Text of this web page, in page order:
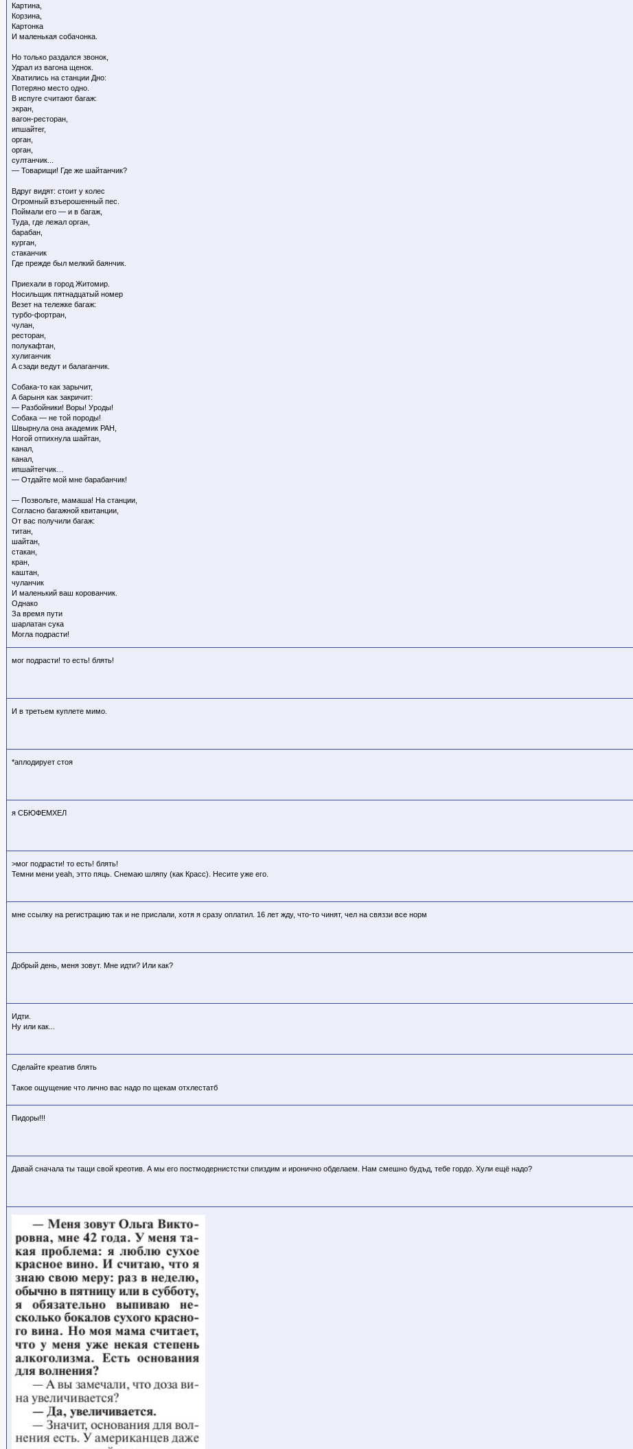
Картина,
Корзина,
Картонка
И маленькая собачонка.
Но только раздался звонок,
Удрал из вагона щенок.
Хватились на станции Дно:
Потеряно место одно.
В испуге считают багаж:
экран,
вагон-ресторан,
ипшайтег,
орган,
орган,
султанчик...
— Товарищи! Где же шайтанчик?
Вдруг видят: стоит у колес
Огромный взъерошенный пес.
Поймали его — и в багаж,
Туда, где лежал орган,
барабан,
курган,
стаканчик
Где прежде был мелкий баянчик.
Приехали в город Житомир.
Носильщик пятнадцатый номер
Везет на тележке багаж:
турбо-фортран,
чулан,
ресторан,
полукафтан,
хулиганчик
А сзади ведут и балаганчик.
Собака-то как зарычит,
А барыня как закричит:
— Разбойники! Воры! Уроды!
Собака — не той породы!
Швырнула она академик РАН,
Ногой отпихнула шайтан,
канал,
канал,
ипшайтегчик…
— Отдайте мой мне барабанчик!
— Позвольте, мамаша! На станции,
Согласно багажной квитанции,
От вас получили багаж:
титан,
шайтан,
стакан,
кран,
каштан,
чуланчик
И маленький ваш корованчик.
Однако
За время пути
шарлатан сука
Могла подрасти!
мог подрасти! то есть! блять!
И в третьем куплете мимо.
*аплодирует стоя
я СБЮФЕМХЕЛ
>мог подрасти! то есть! блять!
Темни мени yeah, этто пяць. Снемаю шляпу (как Красс). Несите уже его.
мне ссылку на регистрацию так и не прислали, хотя я сразу оплатил. 16 лет жду, что-то чинят, чел на связзи все норм
Добрый день, меня зовут. Мне идти? Или как?
Идти.
Ну или как...
Сделайте креатив блять
Такое ощущение что лично вас надо по щекам отхлестатб
Пидоры!!!
Давай сначала ты тащи свой креотив. А мы его постмодернистстки спиздим и иронично обделаем. Нам смешно будъд, тебе гордо. Хули ещё надо?